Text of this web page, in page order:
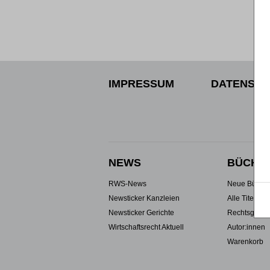
IMPRESSUM
NEWS
RWS-News
Newsticker Kanzleien
Newsticker Gerichte
Wirtschaftsrecht Aktuell
Neue Bücher
Alle Titel
Rechtsgebiete
Autor:innen
Warenkorb